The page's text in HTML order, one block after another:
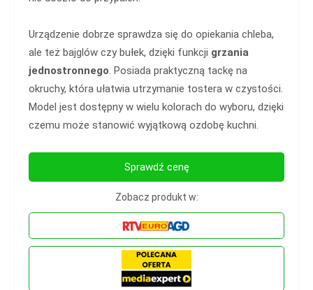
Urządzenie dobrze sprawdza się do opiekania chleba,
ale też bajglów czy bułek, dzięki funkcji grzania
jednostronnego. Posiada praktyczną tackę na
okruchy, która ułatwia utrzymanie tostera w czystości.
Model jest dostępny w wielu kolorach do wyboru, dzięki
czemu może stanowić wyjątkową ozdobę kuchni.
Sprawdź cenę
Zobacz produkt w: